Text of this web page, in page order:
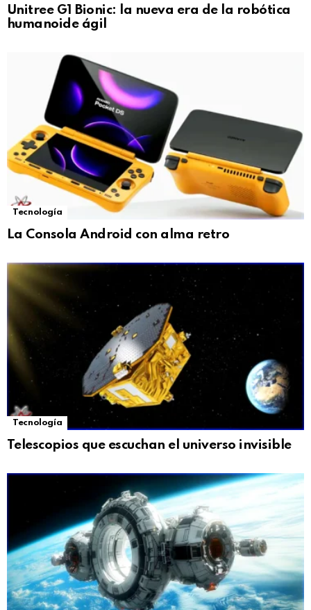
Unitree G1 Bionic: la nueva era de la robótica
humanoide ágil
Tecnología
La Consola Android con alma retro
Tecnología
Telescopios que escuchan el universo invisible